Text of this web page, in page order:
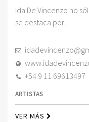
Ida De Vincenzo no
se destaca por...
+54 9 11 69613497
ARTISTAS
VER MÁS